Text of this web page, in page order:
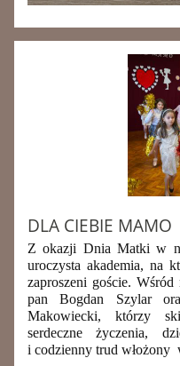
DLA CIEBIE MAMO
Z okazji Dnia Matki w
uroczysta akademia, na
zaproszeni goście.
pan Bogdan Szylar
Makowiecki, którzy
serdeczne życzenia,
i codzienny trud